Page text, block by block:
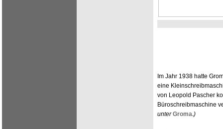
Im Jahr 1938 hatte
eine
von Leopold Pascher
Büroschreibmaschine
unterGroma.)